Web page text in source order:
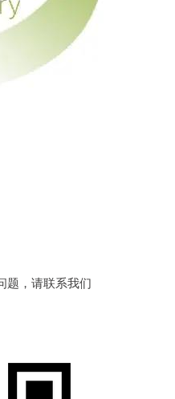
题，请联系我们